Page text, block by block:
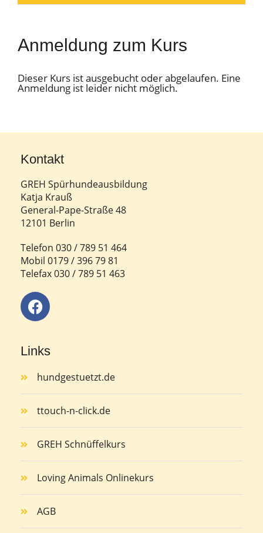
Anmeldung zum Kurs
Dieser Kurs ist ausgebucht oder abgelaufen. Eine
Anmeldung ist leider nicht möglich.
Kontakt
GREH Spürhundeausbildung
Katja Krauß
General-Pape-Straße 48
12101 Berlin
Telefon 030 / 789 51 464
Mobil 0179 / 396 79 81
Telefax 030 / 789 51 463
Links
hundgestuetzt.de
ttouch-n-click.de
GREH Schnüffelkurs
Loving Animals Onlinekurs
AGB